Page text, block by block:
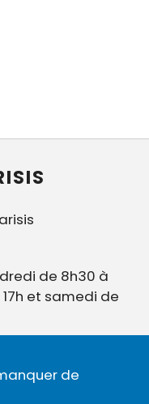
de 8h30 à
17h et samedi de
de